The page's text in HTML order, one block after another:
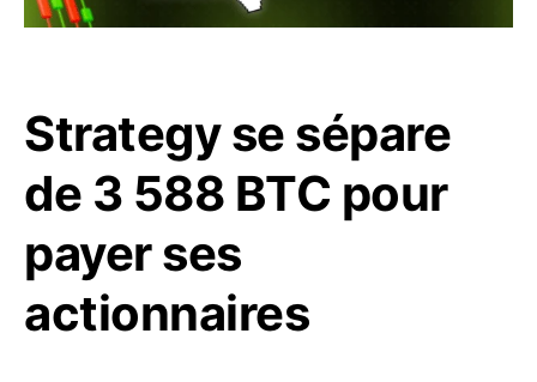
Strategy se sépare
de 3 588 BTC pour
payer ses
actionnaires